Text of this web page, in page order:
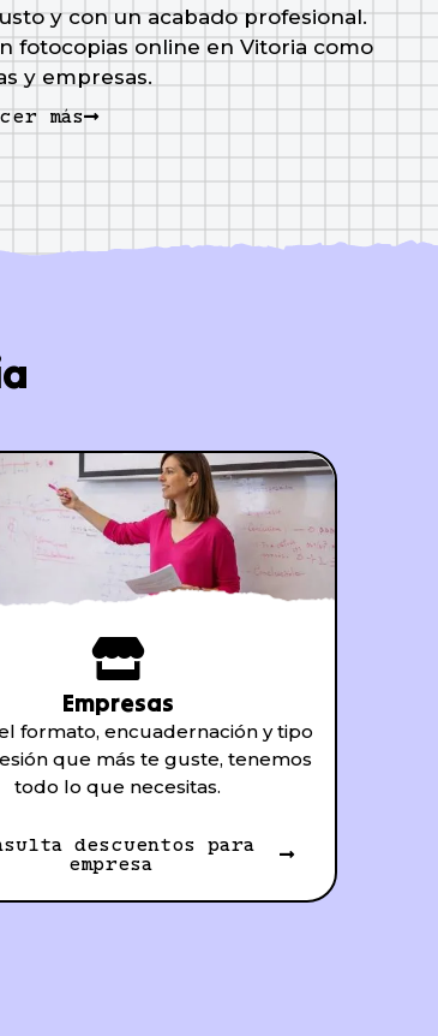
y con un acabado profesional.
fotocopias online en Vitoria como
y empresas.
más
Empresas
formato, encuadernación y tipo
que más te guste, tenemos
todo lo que necesitas.
descuentos para
empresa